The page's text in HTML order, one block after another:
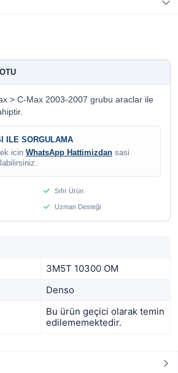
> C-Max 2003-2007 grubu araclar ile
ILE SORGULAMA
icin WhatsApp Hattimizdan sasi
Sıfır Ürün
Uzman Desteği
3M5T 10300 OM
Denso
Bu ürün geçici olarak temin
edilememektedir.